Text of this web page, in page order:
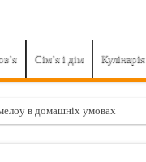
Сім’я і дім Кулінарія
в домашніх умовах